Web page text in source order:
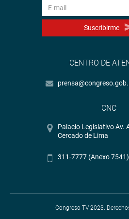
Suscribirme
CENTRO DE
CNC
Palacio Legislativo Av.
Cercado de Lima
311-7777 (Anexo 7541)
Congreso TV 2023.